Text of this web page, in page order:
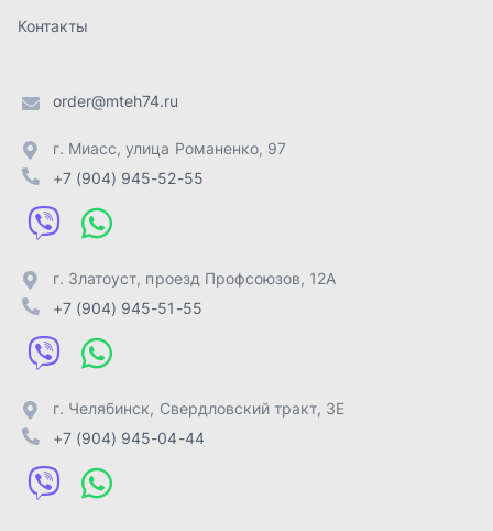
г. Челябинск
+7 (904) 945-04-44
Отправить заявку
ИП Лахтачёв О.В.
Разработка -